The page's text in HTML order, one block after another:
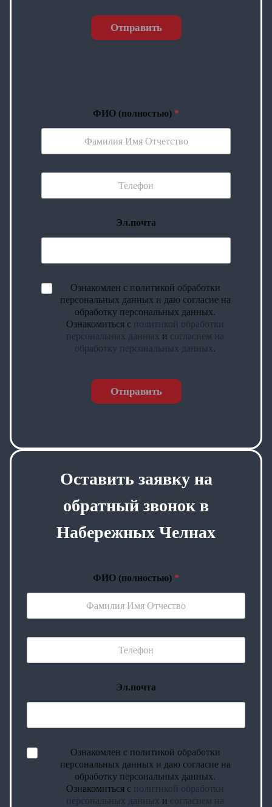
Отправить
ФИО (полностью) *
Эл.почта
Ознакомлен с политикой обработки
персональных данных и даю согласие на
обработку персональных данных.
Ознакомиться с политикой обработки
персональных данных и согласием на
обработку персональных данных.
Отправить
Оставить заявку на
обратный звонок в
Набережных Челнах
ФИО (полностью) *
Эл.почта
Ознакомлен с политикой обработки
персональных данных и даю согласие на
обработку персональных данных.
Ознакомиться с политикой обработки
персональных данных и согласием на